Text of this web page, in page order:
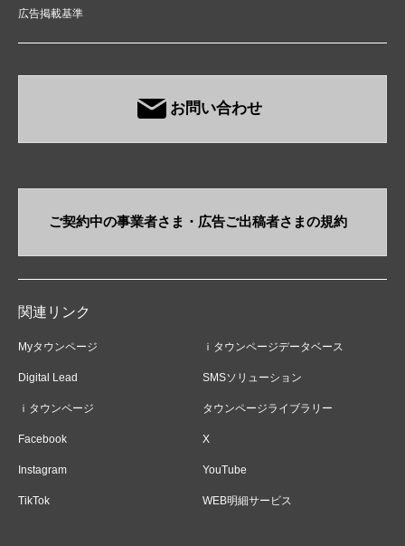
広告掲載基準
お問い合わせ
ご契約中の事業者さま・​広告ご出稿者さまの規約
関連リンク
Myタウンページ ｉタウンページデータベース
Digital Lead SMSソリューション
ｉタウンページ タウンページライブラリー
Facebook X
Instagram YouTube
TikTok WEB明細サービス